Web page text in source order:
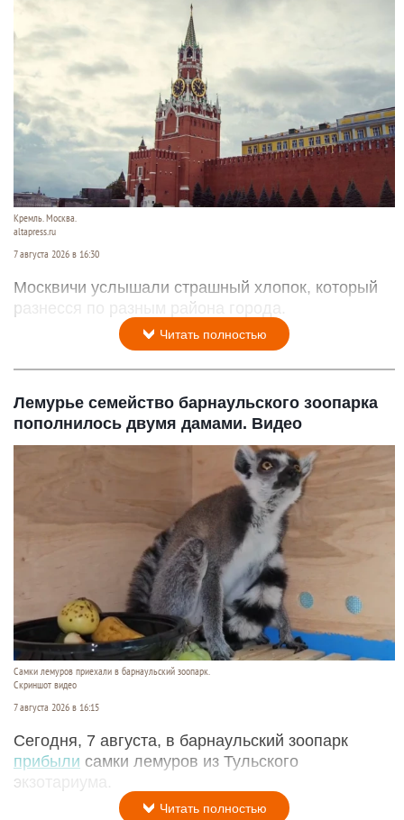
Кремль. Москва.
altapress.ru
7 августа 2026 в 16:30
Москвичи услышали страшный хлопок, который
разнесся по разным района города.
Читать полностью
Лемурье семейство барнаульского зоопарка
пополнилось двумя дамами. Видео
Самки лемуров приехали в барнаульский зоопарк.
Скриншот видео
7 августа 2026 в 16:15
Сегодня, 7 августа, в барнаульский зоопарк
прибыли самки лемуров из Тульского
экзотариума.
Читать полностью